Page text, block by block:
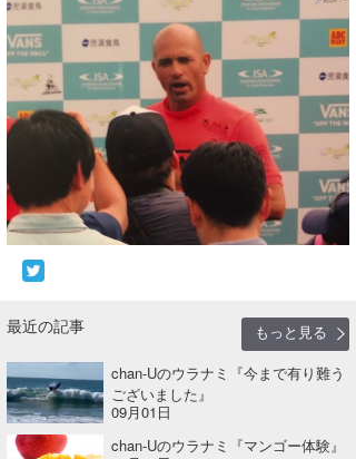
最近の記事
もっと見る
chan-Uのウラナミ『今まで有り難う
ございました』
09月01日
chan-Uのウラナミ『マンゴー体験』
予報士 hiro.
banpaku
Mr.K
chappy
Romisea